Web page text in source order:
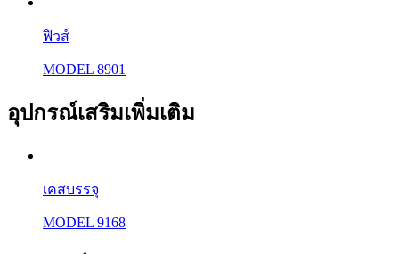
ฟิวส์
MODEL 8901
อุปกรณ์เสริมเพิ่มเติม
เคสบรรจุ
MODEL 9168